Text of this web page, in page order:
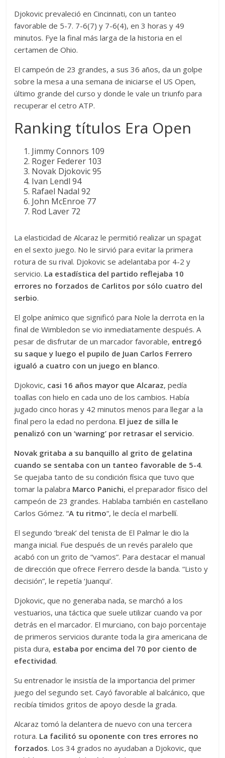
Djokovic prevaleció en Cincinnati, con un tanteo
favorable de 5-7. 7-6(7) y 7-6(4), en 3 horas y 49
minutos. Fye la final más larga de la historia en el
certamen de Ohio.
El campeón de 23 grandes, a sus 36 años, da un golpe
sobre la mesa a una semana de iniciarse el US Open,
último grande del curso y donde le vale un triunfo para
recuperar el cetro ATP.
Ranking títulos Era Open
Jimmy Connors 109
Roger Federer 103
Novak Djokovic 95
Ivan Lendl 94
Rafael Nadal 92
John McEnroe 77
Rod Laver 72
La elasticidad de Alcaraz le permitió realizar un spagat
en el sexto juego. No le sirvió para evitar la primera
rotura de su rival. Djokovic se adelantaba por 4-2 y
servicio. La estadística del partido reflejaba 10
errores no forzados de Carlitos por sólo cuatro del
serbio.
El golpe anímico que significó para Nole la derrota en la
final de Wimbledon se vio inmediatamente después. A
pesar de disfrutar de un marcador favorable, entregó
su saque y luego el pupilo de Juan Carlos Ferrero
igualó a cuatro con un juego en blanco.
Djokovic, casi 16 años mayor que Alcaraz, pedía
toallas con hielo en cada uno de los cambios. Había
jugado cinco horas y 42 minutos menos para llegar a la
final pero la edad no perdona. El juez de silla le
penalizó con un ‘warning’ por retrasar el servicio.
Novak gritaba a su banquillo al grito de gelatina
cuando se sentaba con un tanteo favorable de 5-4.
Se quejaba tanto de su condición física que tuvo que
tomar la palabra Marco Panichi, el preparador físico del
campeón de 23 grandes. Hablaba también en castellano
Carlos Gómez. “A tu ritmo“, le decía el marbellí.
El segundo ‘break’ del tenista de El Palmar le dio la
manga inicial. Fue después de un revés paralelo que
acabó con un grito de “vamos”. Para destacar el manual
de dirección que ofrece Ferrero desde la banda. “Listo y
decisión”, le repetía ‘Juanqui’.
Djokovic, que no generaba nada, se marchó a los
vestuarios, una táctica que suele utilizar cuando va por
detrás en el marcador. El murciano, con bajo porcentaje
de primeros servicios durante toda la gira americana de
pista dura, estaba por encima del 70 por ciento de
efectividad.
Su entrenador le insistía de la importancia del primer
juego del segundo set. Cayó favorable al balcánico, que
recibía tímidos gritos de apoyo desde la grada.
Alcaraz tomó la delantera de nuevo con una tercera
rotura. La facilitó su oponente con tres errores no
forzados. Los 34 grados no ayudaban a Djokovic, que